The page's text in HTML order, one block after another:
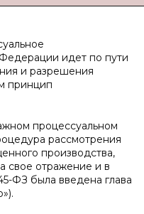
идет по пути
и разрешения
принцип
процессуальном
рассмотрения
производства,
свое отражение и в
ФЗ была введена глава